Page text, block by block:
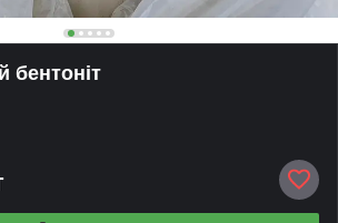
бентоніт